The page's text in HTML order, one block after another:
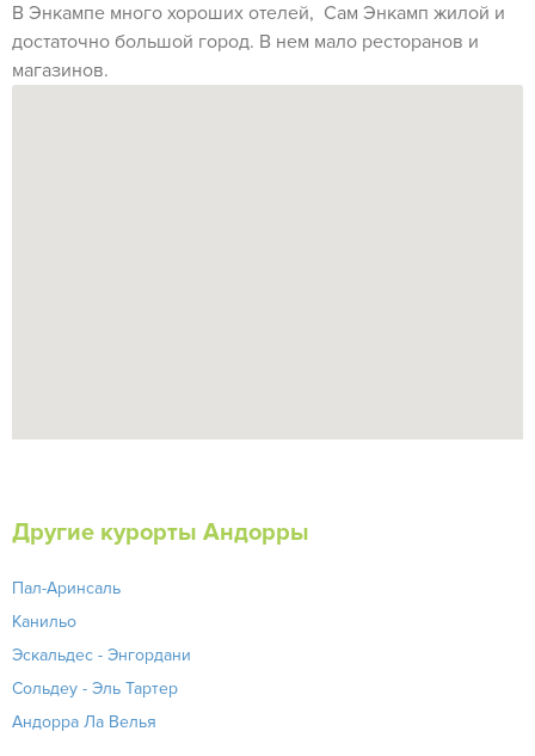
В Энкампе много хороших отелей, Сам Энкамп жилой и
достаточно большой город. В нем мало ресторанов и
магазинов.
Другие курорты Андорры
Пал-Аринсаль
Канильо
Эскальдес - Энгордани
Сольдеу - Эль Тартер
Андорра Ла Велья